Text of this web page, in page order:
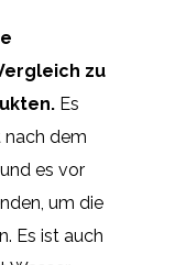
zu
Es
nach dem
es vor
um die
Es ist auch